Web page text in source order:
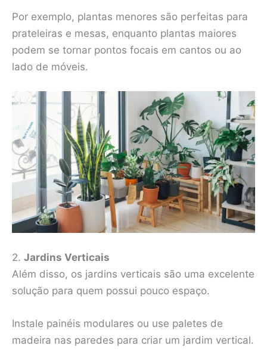
Por exemplo, plantas menores são perfeitas para
prateleiras e mesas, enquanto plantas maiores
podem se tornar pontos focais em cantos ou ao
lado de móveis.
2. Jardins Verticais
Além disso, os jardins verticais são uma excelente
solução para quem possui pouco espaço.
Instale painéis modulares ou use paletes de
madeira nas paredes para criar um jardim vertical.